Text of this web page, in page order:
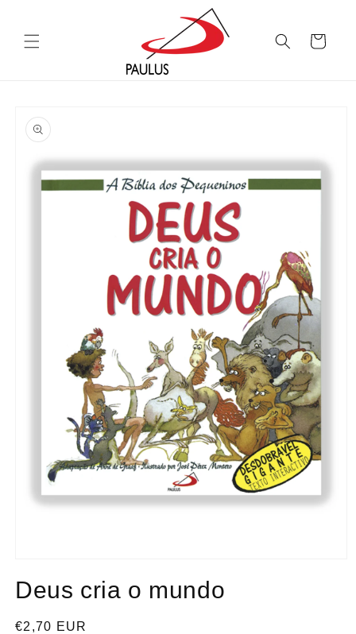
conteúdo
Carrinho
informação
do produto
multimédia
1
modal
Deus cria o mundo
Preço
€2,70 EUR